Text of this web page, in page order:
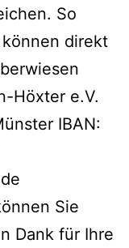
So
direkt
Höxter e.V.
IBAN:
Sie
Dank für Ihre